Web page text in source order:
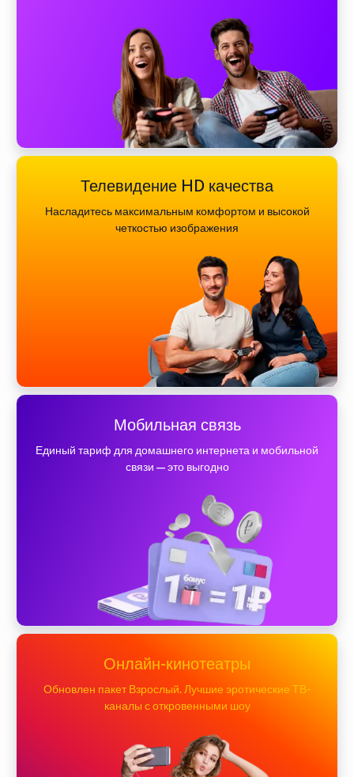
Телевидение HD качества
Насладитесь максимальным комфортом и высокой
четкостью изображения
Мобильная связь
Единый тариф для домашнего интернета и мобильной
связи — это выгодно
Онлайн-кинотеатры
Обновлен пакет Взрослый. Лучшие эротические ТВ-
каналы с откровенными шоу